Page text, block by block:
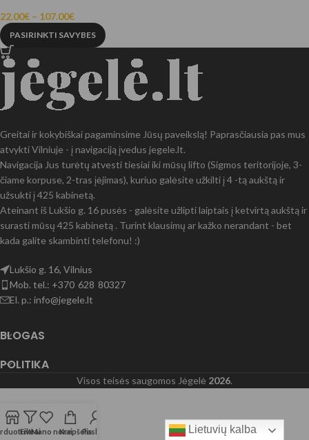
22.00€ – 107.00€
PASIRINKTI SAVYBES
Greitai ir kokybiškai pagaminsime Jūsų paveikslą! Paprasčiausia pas mus
atvykti Vilniuje - į navigaciją įvedus jegele.lt.
Navigacija Jus turėtų atvesti tiesiai iki mūsų lifto (Sigmos teritorijoje, 3-
čiame korpuse, 2-tras įėjimas), kuriuo galėsite užkilti į 4 -tą aukštą ir
užsukti į 425 kabinetą.
Ateinant iš Lukšio g. 16 pusės - galėsite užlipti laiptais į ketvirtą aukštą ir
surasti mūsų 425 kabinetą . Turint klausimų ar kažko nerandant - bet
kada galite skambinti telefonu! :)
Lukšio g. 16, Vilnius
Mob. tel.: +370 628 80327
El. p.: info@jegele.lt
BLOGAS
POLITIKA
Visos teisės saugomos Jėgelė 2026.
FiltraiMano noraiKrepšelisPaskyra Lietuvių kalba